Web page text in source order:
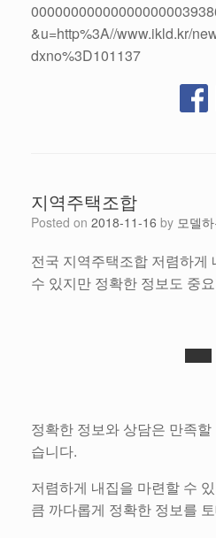
&u=http%3A//www.ikld.kr/
dxno%3D101137
지역주택조합
Posted on 2018-11-16 by 모델
전국 지역주택조합 저렴하게
수 있지만 정확한 정보도 중
정확한 정보와 상담은 만족
습니다.
저렴하게 내집을 마련할 수
큼 까다롭게 정확한 정보를